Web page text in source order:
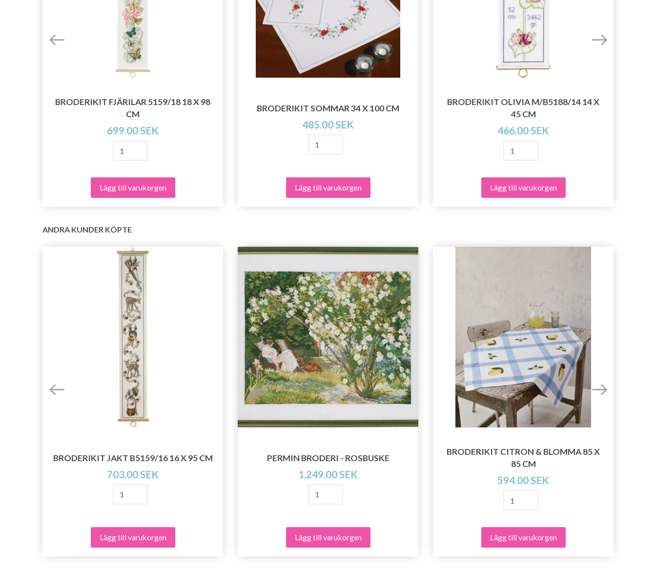
BRODERIKIT FJÄRILAR 5159/18 18 X 98
CM
699.00 SEK
Lägg till varukorgen
BRODERIKIT SOMMAR 34 X 100 CM
485.00 SEK
Lägg till varukorgen
BRODERIKIT OLIVIA M/B5188/14 14 X
45 CM
466.00 SEK
Lägg till varukorgen
ANDRA KUNDER KÖPTE
BRODERIKIT JAKT B5159/16 16 X 95 CM
703.00 SEK
Lägg till varukorgen
PERMIN BRODERI - ROSBUSKE
1,249.00 SEK
Lägg till varukorgen
BRODERIKIT CITRON & BLOMMA 85 X
85 CM
594.00 SEK
Lägg till varukorgen
Spara upp till 50%!
Bli en del av vår garn-gemenskap och få
exklusiv tillgång till inspirerande
stickmönster och specialerbjudanden!
Prenumerera
Nej tack